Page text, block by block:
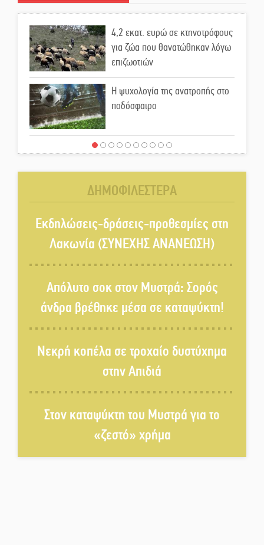
4,2 εκατ. ευρώ σε κτηνοτρόφους
για ζώα που θανατώθηκαν λόγω
επιζωοτιών
Η ψυχολογία της ανατροπής στο
ποδόσφαιρο
Ένα «ταξίδι» τέχνης και
την τέχνη της πέτρας
Στους ρυθμούς της Ελεωνόρας
Ζουγανέλη το Σαϊνοπούλειο
του Λαχίου
Παλαιοπαναγιά ξεσκέπασε η
Αστυνομία
Μπαρόκ μελωδίες κάτω από την
αυγουστιάτικη πανσέληνο της
ΔΗΜΟΦΙΛΕΣΤΕΡΑ
Εκδηλώσεις-δράσεις-προθεσμίες στη
Λακωνία (ΣΥΝΕΧΗΣ ΑΝΑΝΕΩΣΗ)
Απόλυτο σοκ στον Μυστρά: Σορός
άνδρα βρέθηκε μέσα σε καταψύκτη!
Νεκρή κοπέλα σε τροχαίο δυστύχημα
στην Απιδιά
Στον καταψύκτη του Μυστρά για το
«ζεστό» χρήμα